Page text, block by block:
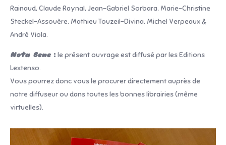
Rainaud, Claude Raynal, Jean-Gabriel Sorbara, Marie-Christine
Steckel-Assouère, Mathieu Touzeil-Divina, Michel Verpeaux &
André Viola.
Nota Bene: le présent ouvrage est diffusé par les Editions
Lextenso.
Vous pourrez donc vous le procurer directement auprès de
notre diffuseur ou dans toutes les bonnes librairies (même
virtuelles).